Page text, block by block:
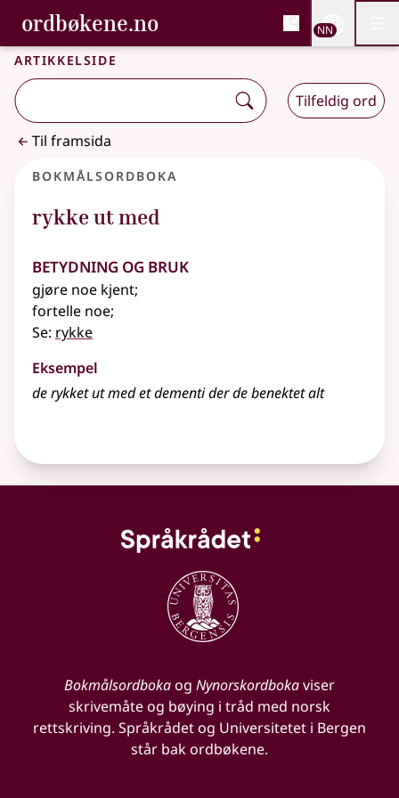
Gå til hovudinnhald
Tilgjenge
ordbøkene.no, Bokmålsordboka og
Bokmålsordboka og Nynorskordboka
NN
Artikkelside
Tilfeldig ord
Til framsida
Bokmålsordboka
rykke ut med
Betydning og bruk
gjøre noe kjent;
fortelle noe;
Se: rykke
Eksempel
de rykket ut med et dementi der de benektet alt
Bokmålsordbokaog Nynorskordbokaviser
skrivemåte og bøying i tråd med norsk
rettskriving. Språkrådet og Universitetet i Bergen
står bak ordbøkene.